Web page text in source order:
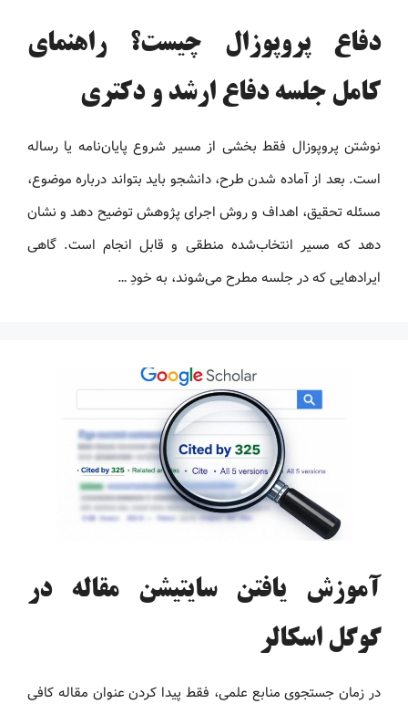
دفاع پروپوزال چیست؟ راهنمای
کامل جلسه دفاع ارشد و دکتری
نوشتن پروپوزال فقط بخشی از مسیر شروع پایان‌نامه یا رساله
است. بعد از آماده شدن طرح، دانشجو باید بتواند درباره موضوع،
مسئله تحقیق، اهداف و روش اجرای پژوهش توضیح دهد و نشان
دهد که مسیر انتخاب‌شده منطقی و قابل انجام است. گاهی
ایرادهایی که در جلسه مطرح می‌شوند، به خودِ …
آموزش یافتن سایتیشن مقاله در
گوگل اسکالر
در زمان جستجوی منابع علمی، فقط پیدا کردن عنوان مقاله کافی